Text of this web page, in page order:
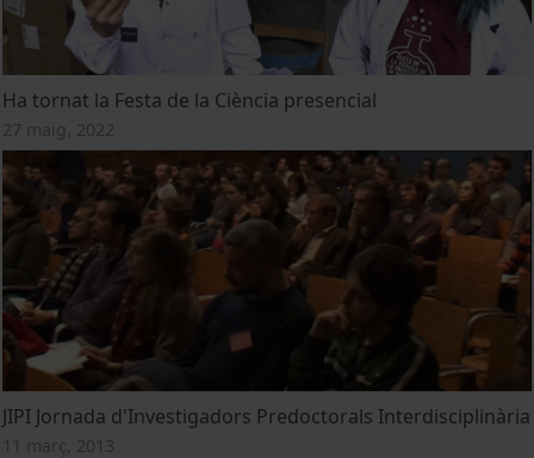
Ha tornat la Festa de la Ciència presencial
27 maig, 2022
JIPI Jornada d'Investigadors Predoctorals Interdisciplinària
11 març, 2013